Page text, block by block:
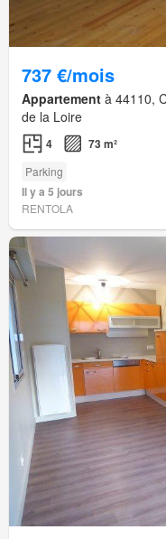
737 €/mois
Appartement à 44110,
de la Loire
4 73 m²
Parking
Il y a 5 jours
RENTOLA